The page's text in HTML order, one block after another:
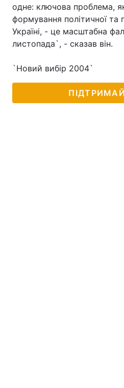
одне: ключова проблема,
формування політичної та
Україні, - це масштабна
листопада`, - сказав він.
`Новий вибір 2004`